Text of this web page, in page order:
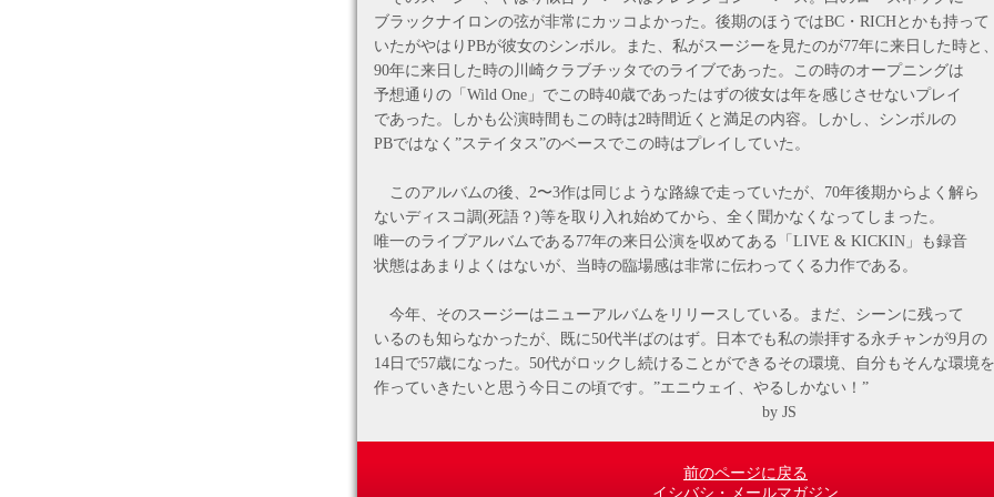
ブラックナイロンの弦が非常にカッコよかった。後期のほうではBC・RICHとかも持って
いたがやはりPBが彼女のシンボル。また、私がスージーを見たのが77年に来日した時と
90年に来日した時の川崎クラブチッタでのライブであった。この時のオープニングは
予想通りの「Wild One」でこの時40歳であったはずの彼女は年を感じさせないプレイ
であった。しかも公演時間もこの時は2時間近くと満足の内容。しかし、シンボルの
PBではなく”ステイタス”のベースでこの時はプレイしていた。
このアルバムの後、2〜3作は同じような路線で走っていたが、70年後期からよく解ら
ないディスコ調(死語？)等を取り入れ始めてから、全く聞かなくなってしまった。
唯一のライブアルバムである77年の来日公演を収めてある「LIVE & KICKIN」も録音
状態はあまりよくはないが、当時の臨場感は非常に伝わってくる力作である。
今年、そのスージーはニューアルバムをリリースしている。まだ、シーンに残って
いるのも知らなかったが、既に50代半ばのはず。日本でも私の崇拝する永チャンが9月の
14日で57歳になった。50代がロックし続けることができるその環境、自分もそんな環境を
作っていきたいと思う今日この頃です。”エニウェイ、やるしかない！”
by JS
前のページに戻る
イシバシ・メールマガジン